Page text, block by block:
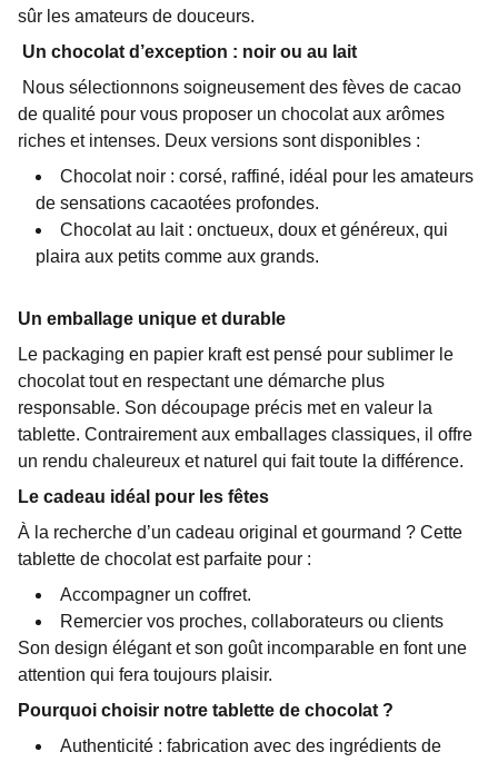
sûr les amateurs de douceurs.
Un chocolat d’exception : noir ou au lait
Nous sélectionnons soigneusement des fèves de cacao
de qualité pour vous proposer un chocolat aux arômes
riches et intenses. Deux versions sont disponibles :
Chocolat noir : corsé, raffiné, idéal pour les amateurs
de sensations cacaotées profondes.
Chocolat au lait : onctueux, doux et généreux, qui
plaira aux petits comme aux grands.
Un emballage unique et durable
Le packaging en papier kraft est pensé pour sublimer le
chocolat tout en respectant une démarche plus
responsable. Son découpage précis met en valeur la
tablette. Contrairement aux emballages classiques, il offre
un rendu chaleureux et naturel qui fait toute la différence.
Le cadeau idéal pour les fêtes
À la recherche d’un cadeau original et gourmand ? Cette
tablette de chocolat est parfaite pour :
Accompagner un coffret.
Remercier vos proches, collaborateurs ou clients
Son design élégant et son goût incomparable en font une
attention qui fera toujours plaisir.
Pourquoi choisir notre tablette de chocolat ?
Authenticité : fabrication avec des ingrédients de